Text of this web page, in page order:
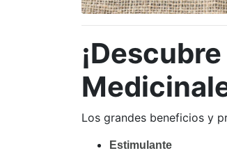
Los grandes beneficios y
Estimulante